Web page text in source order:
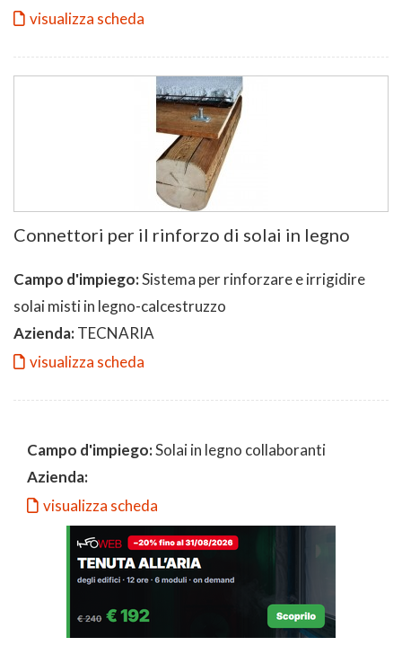
visualizza scheda
Connettori per il rinforzo di solai in legno
Campo d'impiego:Sistema per rinforzare e irrigidire
solai misti in legno-calcestruzzo
Azienda:TECNARIA
visualizza scheda
Campo d'impiego:Solai in legno collaboranti
Azienda:
visualizza scheda